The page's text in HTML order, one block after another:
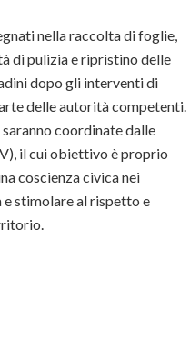
nella raccolta di foglie,
di pulizia e ripristino delle
dopo gli interventi di
delle autorità competenti.
coordinate dalle
il cui obiettivo è proprio
coscienza civica nei
stimolare al rispetto e